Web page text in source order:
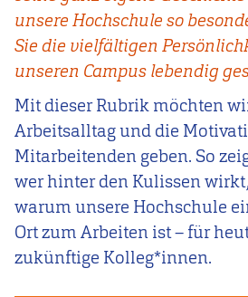
unsere Hochschule so
Sie die vielfältigen
unseren Campus lebendig
Mit dieser Rubrik möchten
Arbeitsalltag und die
Mitarbeitenden geben. So
wer hinter den Kulissen
warum unsere Hochschule
Ort zum Arbeiten ist – für
zukünftige Kolleg*innen.